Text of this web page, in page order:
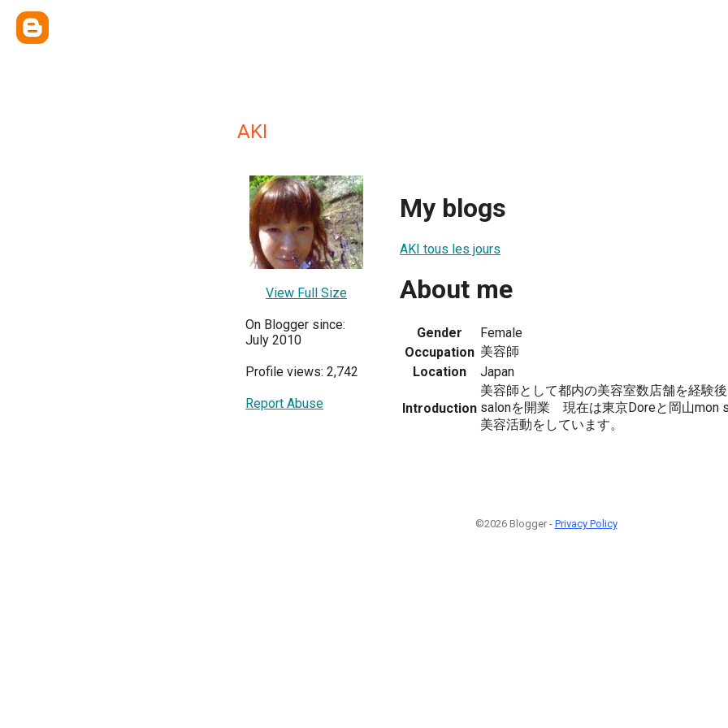
AKI
View Full Size
On Blogger since:
July 2010
Profile views: 2,742
Report Abuse
My blogs
AKI tous les jours
About me
Gender
Female
Occupation 美容師
Location
Japan
Introduction
美容師として都内の美容室数店舗を経験
salonを開業 現在は東京Doreと岡山mon
美容活動をしています。
©2026 Blogger - Privacy Policy